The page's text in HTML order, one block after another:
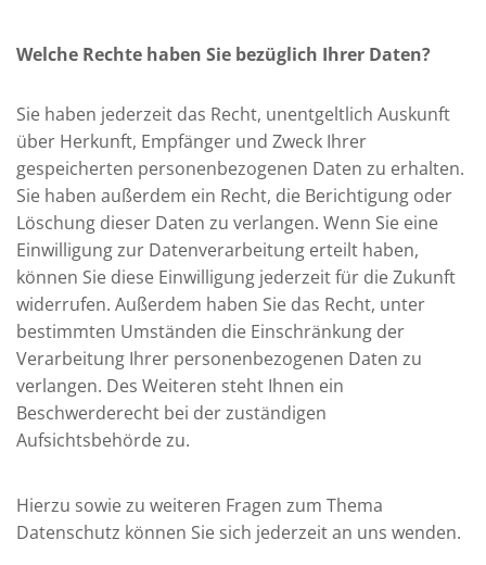
Welche Rechte haben Sie bezüglich Ihrer Daten?
Sie haben jederzeit das Recht, unentgeltlich Auskunft
über Herkunft, Empfänger und Zweck Ihrer
gespeicherten personenbezogenen Daten zu erhalten.
Sie haben außerdem ein Recht, die Berichtigung oder
Löschung dieser Daten zu verlangen. Wenn Sie eine
Einwilligung zur Datenverarbeitung erteilt haben,
können Sie diese Einwilligung jederzeit für die Zukunft
widerrufen. Außerdem haben Sie das Recht, unter
bestimmten Umständen die Einschränkung der
Verarbeitung Ihrer personenbezogenen Daten zu
verlangen. Des Weiteren steht Ihnen ein
Beschwerderecht bei der zuständigen
Aufsichtsbehörde zu.
Hierzu sowie zu weiteren Fragen zum Thema
Datenschutz können Sie sich jederzeit an uns wenden.